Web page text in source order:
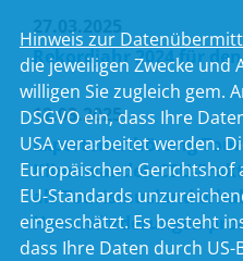
27.03.2025
Rekordjahr 2024 für
12.03.2025
Expertenanhörung
Klimawandel: CSU-
als Tourismusland
Herausforderungen
Hinweis zur
die jeweiligen Zwecke und
willigen Sie zugleich gem.
DSGVO ein, dass Ihre
USA verarbeitet werden.
Europäischen Gerichtshof
EU-Standards
eingeschätzt. Es besteht
dass Ihre Daten durch